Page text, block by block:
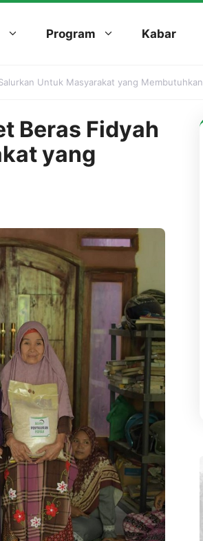
Program Kabar
Untuk Masyarakat yang Membutuhkan
Beras Fidyah
yang